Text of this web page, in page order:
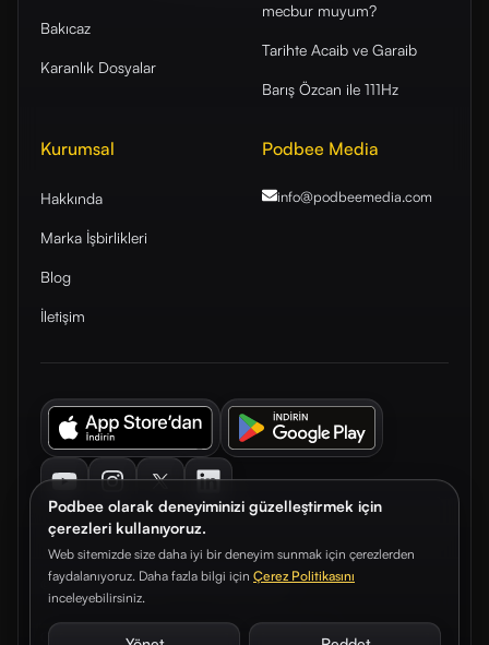
Podbee olarak deneyiminizi güzelleştirmek için
çerezleri kullanıyoruz.
Web sitemizde size daha iyi bir deneyim sunmak için çerezlerden
faydalanıyoruz. Daha fazla bilgi için Çerez Politikasını
inceleyebilirsiniz.
Bakıcaz
Karanlık Dosyalar
mecbur muyum?
Tarihte Acaib ve Garaib
Barış Özcan ile 111Hz
Kurumsal
Hakkında
Marka İşbirlikleri
Blog
İletişim
Podbee Media
info@podbeemedia.com
© 2026. Podbee Media. Tüm hakları saklıdır.
Çerez TercihleriAydınlatma Metni Gizlilik Sözleşmesi